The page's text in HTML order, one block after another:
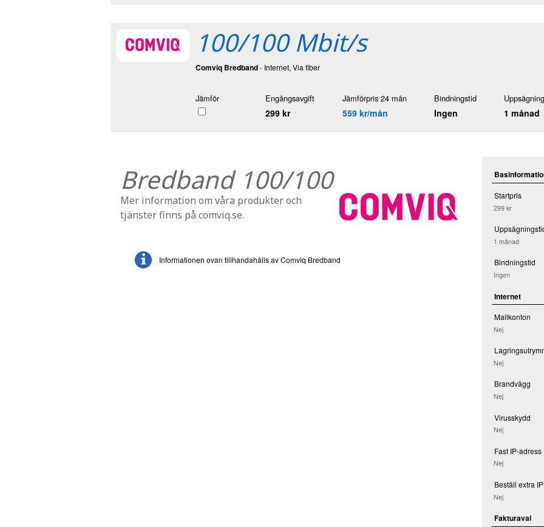
100/100 Mbit/s
Comviq Bredband- Internet, Via fiber
Jämför Engångsavgift
299 kr
Jämförpris 24 mån
559 kr/mån
Bindningstid
Ingen 1 månad
Bredband 100/100
Mer information om våra produkter och
tjänster finns på comviq.se.
Informationen ovan tillhandahålls av Comviq Bredband
Startpris
299 kr
1 månad
Bindningstid
Ingen
Internet
Mailkonton
Nej
Nej
Brandvägg
Nej
Virusskydd
Nej
Fast IP-adress
Nej
Beställ extra
Nej
Fakturaval